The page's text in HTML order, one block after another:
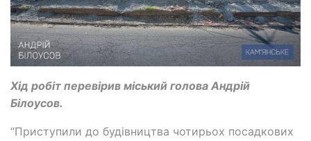
Хід робіт перевірив міський голова Андрій
Білоусов.
“Приступили до будівництва чотирьох посадкових